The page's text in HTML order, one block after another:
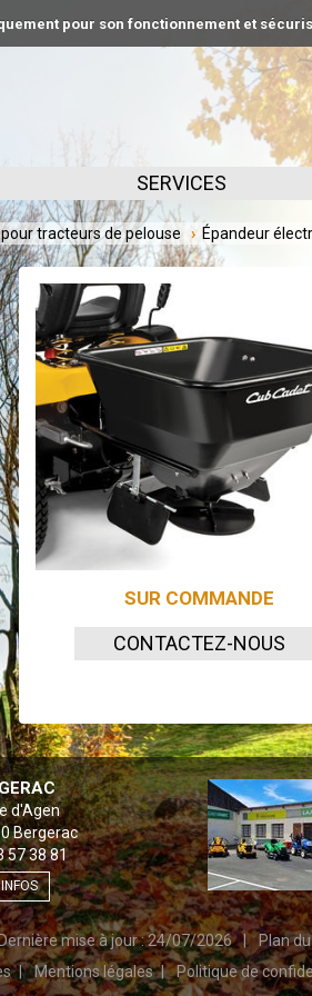
pour son fonctionnement et
SERVICES
tracteurs de pelouse Épandeur
SUR COMMANDE
CONTACTEZ-NOUS
d'Agen
Bergerac
57 38 81
mise à jour : 24/07/2026 Plan
Mentions légales Politique de